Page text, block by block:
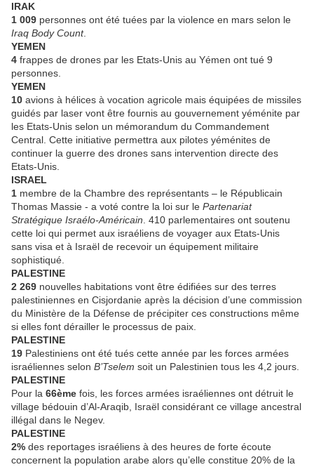
IRAK
1 009 personnes ont été tuées par la violence en mars selon le
Iraq Body Count.
YEMEN
4 frappes de drones par les Etats-Unis au Yémen ont tué 9
personnes.
YEMEN
10 avions à hélices à vocation agricole mais équipées de missiles
guidés par laser vont être fournis au gouvernement yéménite par
les Etats-Unis selon un mémorandum du Commandement
Central. Cette initiative permettra aux pilotes yéménites de
continuer la guerre des drones sans intervention directe des
Etats-Unis.
ISRAEL
1 membre de la Chambre des représentants – le Républicain
Thomas Massie - a voté contre la loi sur le Partenariat
Stratégique Israélo-Américain . 410 parlementaires ont soutenu
cette loi qui permet aux israéliens de voyager aux Etats-Unis
sans visa et à Israël de recevoir un équipement militaire
sophistiqué.
PALESTINE
2 269 nouvelles habitations vont être édifiées sur des terres
palestiniennes en Cisjordanie après la décision d’une commission
du Ministère de la Défense de précipiter ces constructions même
si elles font dérailler le processus de paix.
PALESTINE
19 Palestiniens ont été tués cette année par les forces armées
israéliennes selon B’Tselem soit un Palestinien tous les 4,2 jours.
PALESTINE
Pour la 66ème fois, les forces armées israéliennes ont détruit le
village bédouin d’Al-Araqib, Israël considérant ce village ancestral
illégal dans le Negev.
PALESTINE
2% des reportages israéliens à des heures de forte écoute
concernent la population arabe alors qu’elle constitue 20% de la